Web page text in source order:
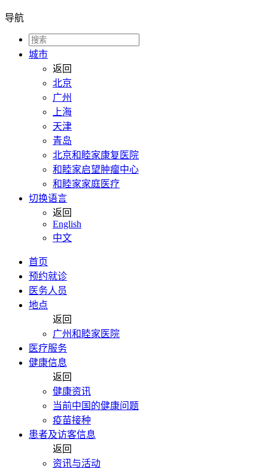
导航
城市
返回
北京
广州
上海
天津
青岛
北京和睦家康复医院
和睦家启望肿瘤中心
和睦家家庭医疗
切换语言
返回
English
中文
首页
预约就诊
医务人员
地点
返回
广州和睦家医院
医疗服务
健康信息
返回
健康资讯
当前中国的健康问题
疫苗接种
患者及访客信息
返回
资讯与活动